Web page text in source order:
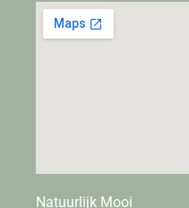
Natuurlijk Mooi